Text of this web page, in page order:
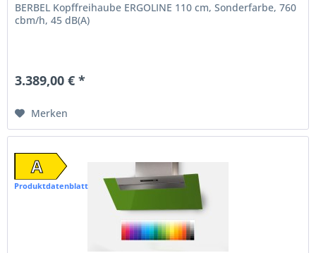
BERBEL Kopffreihaube ERGOLINE 110 cm, Sonderfarbe, 760
cbm/h, 45 dB(A)
3.389,00 € *
Merken
A
Produktdatenblatt